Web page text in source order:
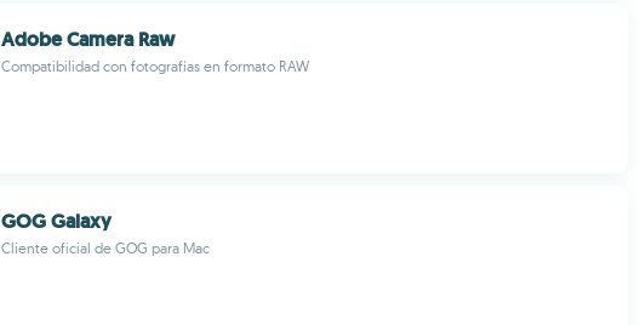
Adobe Camera Raw
Compatibilidad con fotografías en formato RAW
GOG Galaxy
Cliente oficial de GOG para Mac